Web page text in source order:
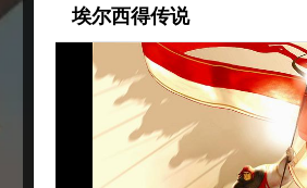
埃尔西得传说